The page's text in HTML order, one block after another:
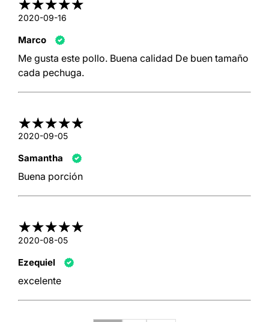
2020-09-16
Marco
Me gusta este pollo. Buena calidad De buen tamaño
cada pechuga.
2020-09-05
Samantha
Buena porción
2020-08-05
Ezequiel
excelente